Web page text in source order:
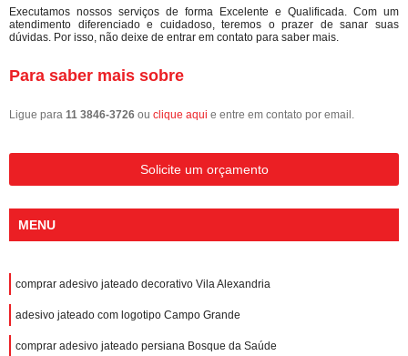
Executamos nossos serviços de forma Excelente e Qualificada. Com um
atendimento diferenciado e cuidadoso, teremos o prazer de sanar suas
dúvidas. Por isso, não deixe de entrar em contato para saber mais.
Para saber mais sobre
Ligue para 11 3846-3726 ou clique aqui e entre em contato por email.
Solicite um orçamento
MENU
comprar adesivo jateado decorativo Vila Alexandria
adesivo jateado com logotipo Campo Grande
comprar adesivo jateado persiana Bosque da Saúde